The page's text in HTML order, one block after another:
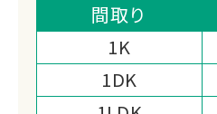
題パックで追加料金
ん。
買取対応や女性スタ
軟な対応が強みです
間取り
1K
1DK